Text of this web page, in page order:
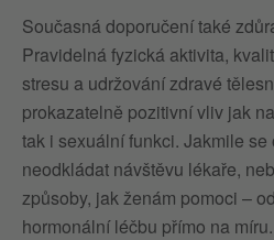
Současná doporučení také
Pravidelná fyzická aktivita,
stresu a udržování zdravé
prokazatelně pozitivní vliv jak
tak i sexuální funkci. Jakmile
neodkládat návštěvu lékaře,
způsoby, jak ženám pomoci –
hormonální léčbu přímo na